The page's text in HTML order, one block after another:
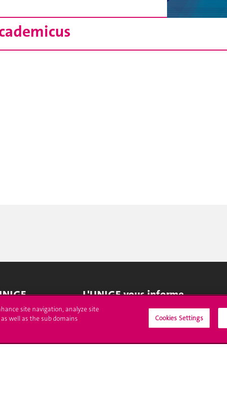
L'UNIGE vous informe
site navigation, analyze site
well as the sub domains
Cookies Settings